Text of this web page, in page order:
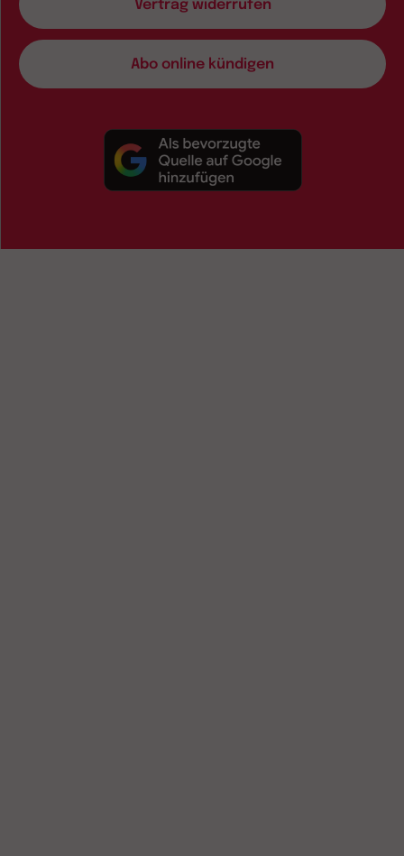
Vertrag widerrufen
Abo online kündigen